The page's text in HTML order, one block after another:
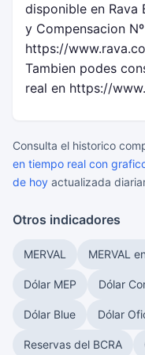
disponible en Rava
y Compensacion
https://
Tambien podes
real en https://
Consulta el historico
en tiempo real con
de hoy actualizada
Otros indicadores
MERVAL MERVAL
Dólar MEP Dólar
Dólar Blue Dólar
Reservas del BCRA